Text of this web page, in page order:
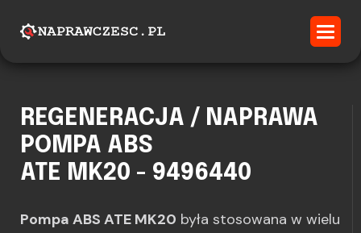
REGENERACJA / NAPRAWA
POMPA ABS
ATE MK20 - 9496440
Pompa ABS ATE MK20 była stosowana w wielu